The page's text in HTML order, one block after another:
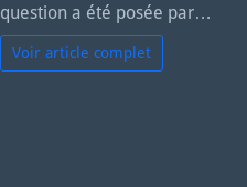
question a été posée par…
Voir article complet